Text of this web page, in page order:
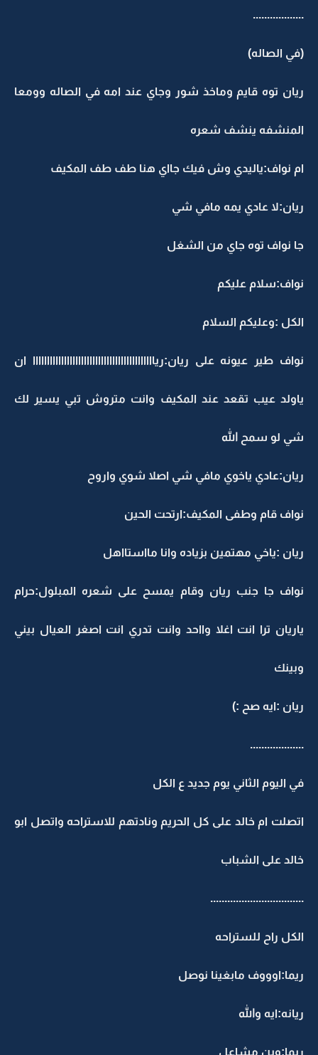
..................
(في الصاله)
ريان توه قايم وماخذ شور وجاي عند امه في الصاله وومعا
المنشفه ينشف شعره
ام نواف:ياليدي وش فيك جااي هنا طف طف المكيف
ريان:لا عادي يمه مافي شي
جا نواف توه جاي من الشغل
نواف:سلام عليكم
الكل :وعليكم السلام
نواف طير عيونه على ريان:ريااااااااااااااااااااااااااااااااااااااااااا ان
ياولد عيب تقعد عند المكيف وانت متروش تبي يسير لك
شي لو سمح الله
ريان:عادي ياخوي مافي شي اصلا شوي واروح
نواف قام وطفى المكيف:ارتحت الحين
ريان :ياخي مهتمين بزياده وانا مااستااهل
نواف جا جنب ريان وقام يمسح على شعره المبلول:حرام
ياريان ترا انت اغلا وااحد وانت تدري انت اصغر العيال بيني
وبينك
ريان :ايه صح :)
...................
في اليوم الثاني يوم جديد ع الكل
اتصلت ام خالد على كل الحريم ونادتهم للاستراحه واتصل ابو
خالد على الشباب
.................................
الكل راح للستراحه
ريما:اوووف مابغينا نوصل
ريانه:ايه والله
ريما:وين مشاعل